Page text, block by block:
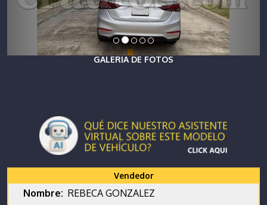
GALERIA DE FOTOS
Vendedor
Nombre: REBECA GONZALEZ